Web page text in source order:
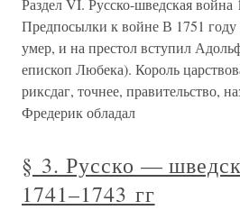
Раздел VI. Русско-шведская война
Предпосылки к войне В 1751
умер, и на престол вступил
епископ Любека). Король
риксдаг, точнее, правительство,
Фредерик обладал
§ 3. Русско —
1741–1743 гг